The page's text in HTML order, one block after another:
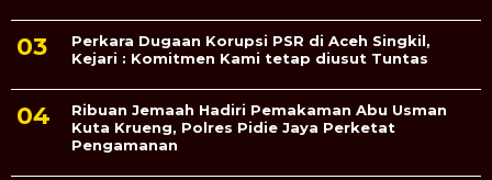
Perkara Dugaan Korupsi PSR di Aceh Singkil,
Kejari : Komitmen Kami tetap diusut Tuntas
Ribuan Jemaah Hadiri Pemakaman Abu Usman
Kuta Krueng, Polres Pidie Jaya Perketat
Pengamanan